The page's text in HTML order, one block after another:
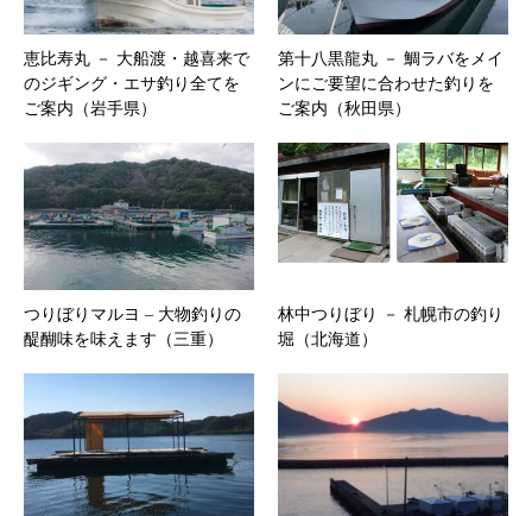
恵比寿丸 － 大船渡・越喜来で
のジギング・エサ釣り全てを
ご案内（岩手県）
第十八黒龍丸 － 鯛ラバをメイ
ンにご要望に合わせた釣りを
ご案内（秋田県）
つりぼりマルヨ – 大物釣りの
醍醐味を味えます（三重）
林中つりぼり － 札幌市の釣り
堀（北海道）